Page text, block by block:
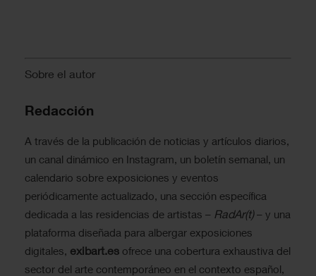
Sobre el autor
Redacción
A través de la publicación de noticias y artículos diarios,
un canal dinámico en Instagram, un boletín semanal, un
calendario sobre exposiciones y eventos
periódicamente actualizado, una sección específica
dedicada a las residencias de artistas – RadAr(t)– y una
plataforma diseñada para albergar exposiciones
digitales, exibart.es ofrece una cobertura exhaustiva del
sector del arte contemporáneo en el contexto español,